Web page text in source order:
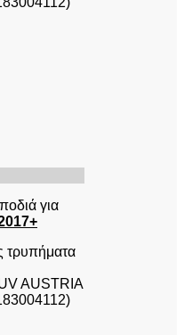
για
τρυπήματα
AUSTRIA